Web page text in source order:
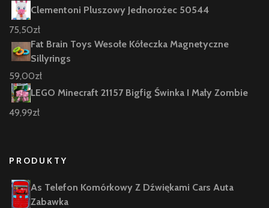
Clementoni Pluszowy Jednorożec 50544
75,50zł
Fat Brain Toys Wesołe Kółeczka Magnetyczne
Sillyrings
59,00zł
LEGO Minecraft 21157 Bigfig Świnka I Mały Zombie
49,99zł
PRODUKTY
As Telefon Komórkowy Z Dźwiękami Cars Auta
Zabawka